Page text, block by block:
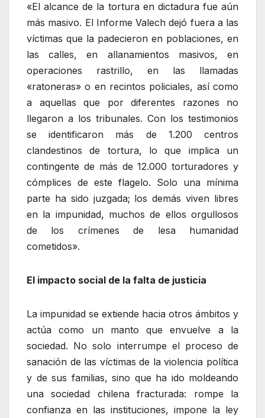
«El alcance de la tortura en dictadura fue aún
más masivo. El Informe Valech dejó fuera a las
víctimas que la padecieron en poblaciones, en
las calles, en allanamientos masivos, en
operaciones rastrillo, en las llamadas
«ratoneras» o en recintos policiales, así como
a aquellas que por diferentes razones no
llegaron a los tribunales. Con los testimonios
se identificaron más de 1.200 centros
clandestinos de tortura, lo que implica un
contingente de más de 12.000 torturadores y
cómplices de este flagelo. Solo una mínima
parte ha sido juzgada; los demás viven libres
en la impunidad, muchos de ellos orgullosos
de los crímenes de lesa humanidad
cometidos».
El impacto social de la falta de justicia
La impunidad se extiende hacia otros ámbitos y
actúa como un manto que envuelve a la
sociedad. No solo interrumpe el proceso de
sanación de las víctimas de la violencia política
y de sus familias, sino que ha ido moldeando
una sociedad chilena fracturada: rompe la
confianza en las instituciones, impone la ley